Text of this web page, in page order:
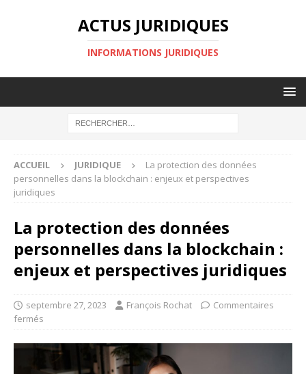
ACTUS JURIDIQUES
INFORMATIONS JURIDIQUES
ACCUEIL JURIDIQUE
La protection des données
personnelles dans la blockchain : enjeux et perspectives
juridiques
La protection des données
personnelles dans la blockchain :
enjeux et perspectives juridiques
septembre 27, 2023 François Rochat
Commentaires
fermés